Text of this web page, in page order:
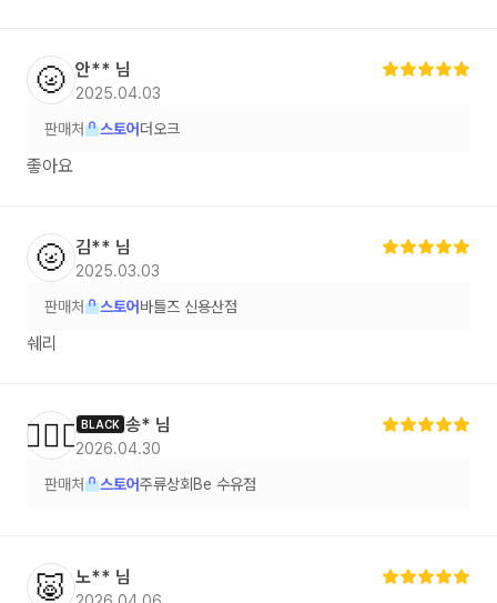
🌝 안** 님
2025.04.03
판매처 스토어 더오크
좋아요
🌝 김** 님
2025.03.03
판매처 스토어 바틀즈 신용산점
쉐리
🙋🏻‍♀️BLACK 송* 님
2026.04.30
판매처 스토어주류상회Be 수유점
🐷 노** 님